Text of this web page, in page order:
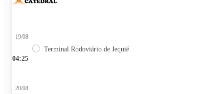
04:25
19/08
Terminal Rodoviário de Jequié
20/08